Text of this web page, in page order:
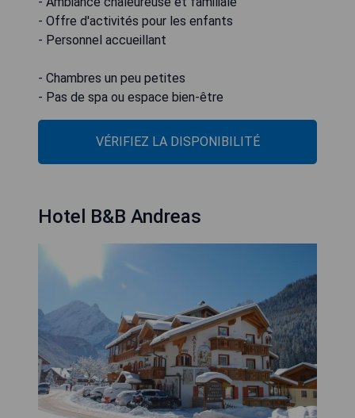
- Offre d'activités pour les enfants
- Personnel accueillant
- Chambres un peu petites
- Pas de spa ou espace bien-être
VÉRIFIEZ LA DISPONIBILITÉ
Hotel B&B Andreas